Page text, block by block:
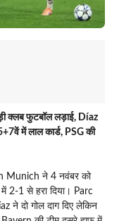
क्लब फुटबॉल लड़ाई, Díaz
में लाल कार्ड, PSG की
Munich ने 4 नवंबर को
2-1 से हरा दिया। Parc
ने दो गोल दाग दिए लेकिन